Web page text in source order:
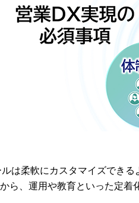
は柔軟にカスタマイズでき
ら、運用や教育といった定